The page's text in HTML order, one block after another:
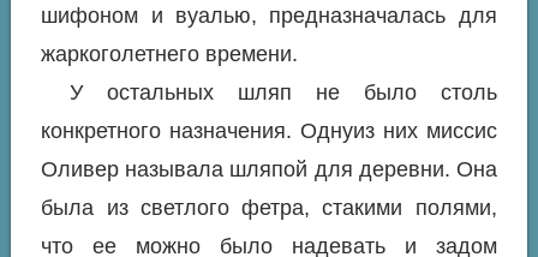
шифоном и вуалью, предназначалась для
жаркоголетнего времени.
У остальных шляп не было столь
конкретного назначения. Однуиз них миссис
Оливер называла шляпой для деревни. Она
была из светлого фетра, стакими полями,
что ее можно было надевать и задом